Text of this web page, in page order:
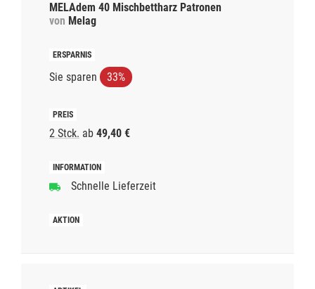
MELAdem 40 Mischbettharz Patronen
von Melag
Sie sparen 33%
2 Stck. ab 49,40 €
Schnelle Lieferzeit